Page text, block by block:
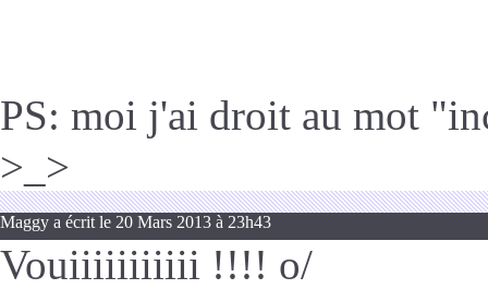
PS: moi j'ai droit au mot
>_>
Maggy a écrit le 20 Mars 2013 à 23h43
Vouiiiiiiiiiii !!!! o/